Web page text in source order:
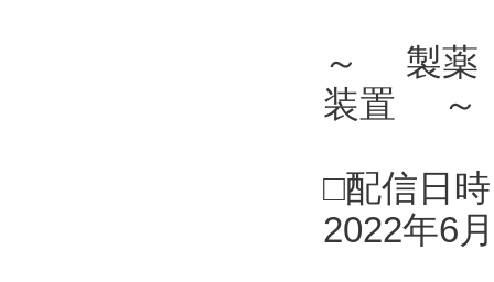
～ 製薬
装置 ～
□配信日時
2022年6